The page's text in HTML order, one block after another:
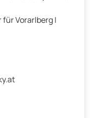
für Vorarlberg |